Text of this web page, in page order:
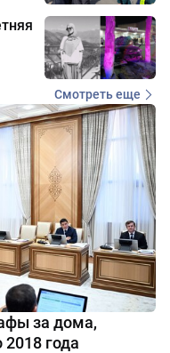
Смотреть еще
за дома,
года